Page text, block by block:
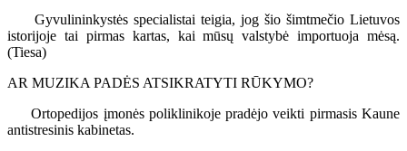
Gyvulininkystės specialistai teigia, jog šio šimtmečio Lietuvos
istorijoje tai pirmas kartas, kai mūsų valstybė importuoja mėsą.
(Tiesa)
AR MUZIKA PADĖS ATSIKRATYTI RŪKYMO?
Ortopedijos įmonės poliklinikoje pradėjo veikti pirmasis Kaune
antistresinis kabinetas.